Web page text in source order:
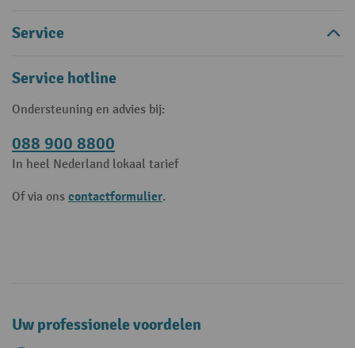
Service
Service hotline
Ondersteuning en advies bij:
088 900 8800
In heel Nederland lokaal tarief
Of via ons contactformulier.
Uw professionele voordelen